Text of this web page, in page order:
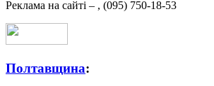
Реклама на сайті – , (095) 750-18-53
Полтавщина: